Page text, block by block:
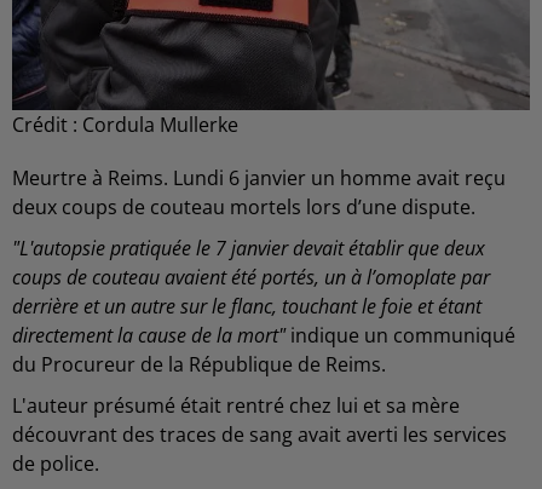
Crédit : Cordula Mullerke
Meurtre à Reims. Lundi 6 janvier un homme avait reçu
deux coups de couteau mortels lors d’une dispute.
"L'autopsie pratiquée le 7 janvier devait établir que deux
coups de couteau avaient été portés, un à l’omoplate par
derrière et un autre sur le flanc, touchant le foie et étant
directement la cause de la mort"indique un communiqué
du Procureur de la République de Reims.
L'auteur présumé était rentré chez lui et sa mère
découvrant des traces de sang avait averti les services
de police.